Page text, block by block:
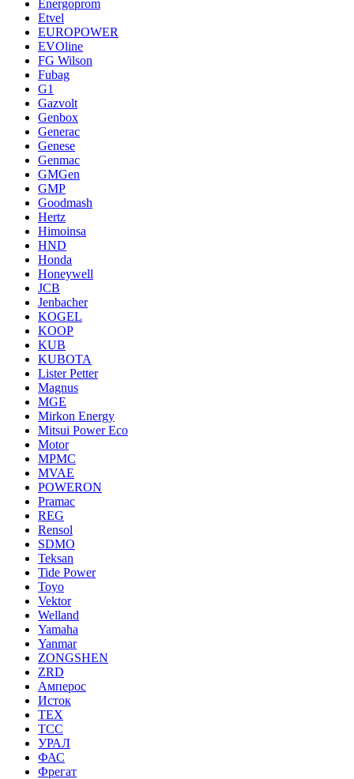
Energoprom
Etvel
EUROPOWER
EVOline
FG Wilson
Fubag
G1
Gazvolt
Genbox
Generac
Genese
Genmac
GMGen
GMP
Goodmash
Hertz
Himoinsa
HND
Honda
Honeywell
JCB
Jenbacher
KOGEL
KOOP
KUB
KUBOTA
Lister Petter
Magnus
MGE
Mirkon Energy
Mitsui Power Eco
Motor
MPMC
MVAE
POWERON
Pramac
REG
Rensol
SDMO
Teksan
Tide Power
Toyo
Vektor
Welland
Yamaha
Yanmar
ZONGSHEN
ZRD
Амперос
Исток
ТЕХ
ТСС
УРАЛ
ФАС
Фрегат